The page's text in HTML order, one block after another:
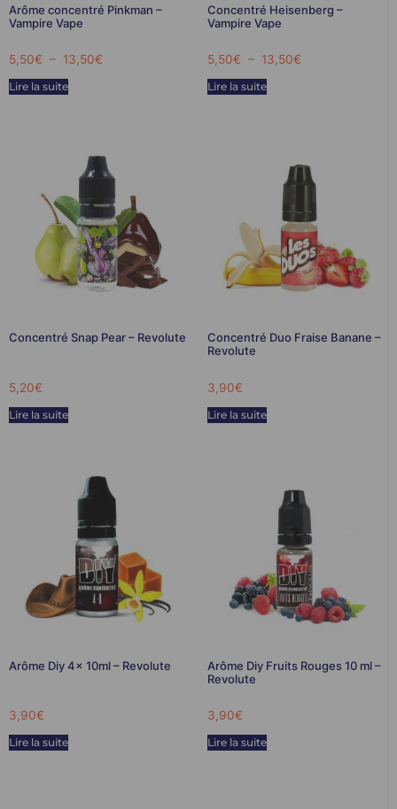
Arôme concentré Pinkman –
Vampire Vape
5,50€ – 13,50€
Lire la suite
Concentré Heisenberg –
Vampire Vape
5,50€ – 13,50€
Lire la suite
Concentré Snap Pear – Revolute
5,20€
Lire la suite
Concentré Duo Fraise Banane –
Revolute
3,90€
Lire la suite
Arôme Diy 4x 10ml – Revolute
3,90€
Lire la suite
Arôme Diy Fruits Rouges 10 ml –
Revolute
3,90€
Lire la suite